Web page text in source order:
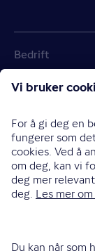
Bedrift